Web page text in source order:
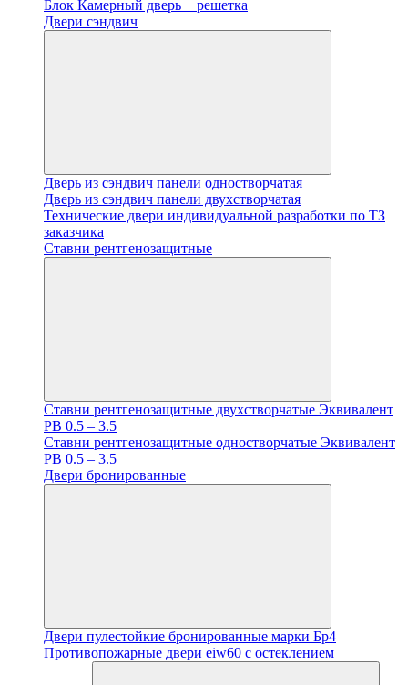
Блок Камерный дверь + решетка
Двери сэндвич
Дверь из сэндвич панели одностворчатая
Дверь из сэндвич панели двухстворчатая
Технические двери индивидуальной разработки по ТЗ
заказчика
Ставни рентгенозащитные
Ставни рентгенозащитные двухстворчатые Эквивалент
PB 0.5 – 3.5
Ставни рентгенозащитные одностворчатые Эквивалент
PB 0.5 – 3.5
Двери бронированные
Двери пулестойкие бронированные марки Бр4
Противопожарные двери eiw60 с остеклением